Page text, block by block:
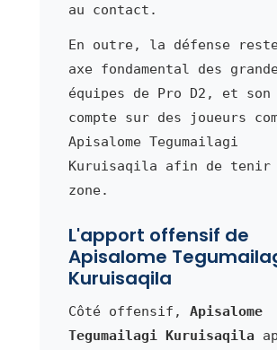
au contact.
En outre, la défense
axe fondamental des
équipes de Pro D2, et son
compte sur des joueurs
Apisalome Tegumailagi
Kuruisaqila afin de tenir
zone.
L'apport offensif de
Apisalome
Kuruisaqila
Côté offensif, Apisalome
Tegumailagi Kuruisaqila